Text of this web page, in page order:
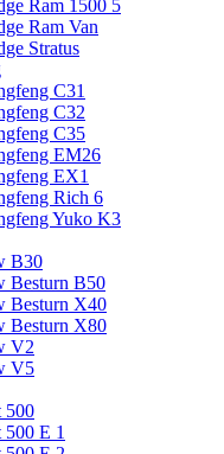
Ram 1500 5
Ram Van
Stratus
C31
C32
C35
EM26
EX1
Rich 6
Yuko K3
B30
Besturn B50
Besturn X40
Besturn X80
V2
V5
500
E 1